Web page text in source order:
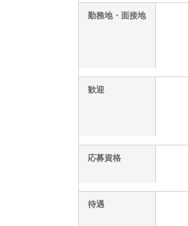
勤務地・面接地
歓迎
応募資格
待遇